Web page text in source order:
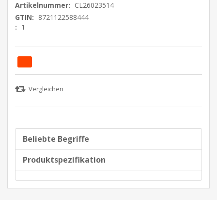
Artikelnummer: CL26023514
GTIN: 8721122588444
: 1
Beliebte Begriffe
Produktspezifikation